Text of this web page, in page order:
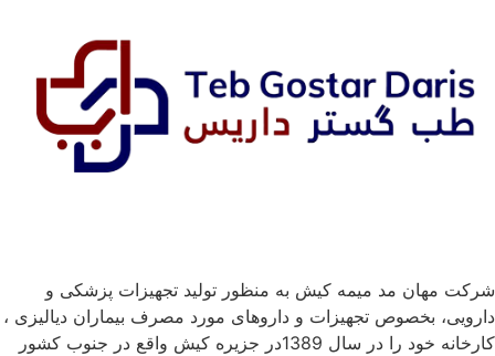
شرکت مهان مد میمه کیش به منظور تولید تجهیزات پزشکی و
دارویی، بخصوص تجهیزات و داروهای مورد مصرف بیماران دیالیزی ،
کارخانه خود را در سال 1389در جزیره کیش واقع در جنوب کشور